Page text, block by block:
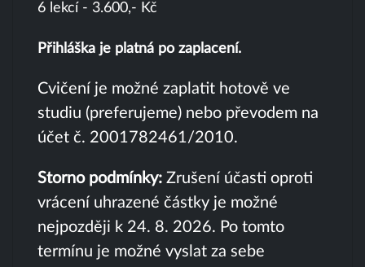
6 lekcí - 3.600,- Kč
Přihláška je platná po zaplacení.
Cvičení je možné zaplatit hotově ve
studiu (preferujeme) nebo převodem na
účet č. 2001782461/2010.
Storno podmínky: Zrušení účasti oproti
vrácení uhrazené částky je možné
nejpozději k 24. 8. 2026. Po tomto
termínu je možné vyslat za sebe